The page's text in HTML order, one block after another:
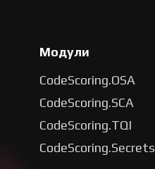
CodeScoring.OSA
CodeScoring.SCA
CodeScoring.TQI
CodeScoring.Secrets
Модули